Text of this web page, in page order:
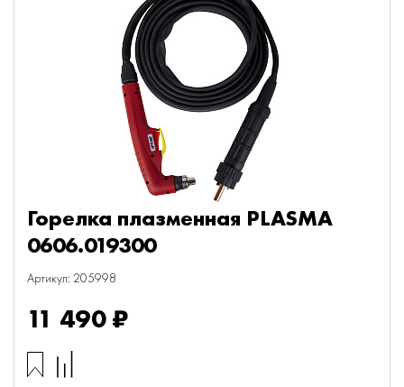
Горелка плазменная PLASMA
0606.019300
Артикул: 205998
11 490 ₽